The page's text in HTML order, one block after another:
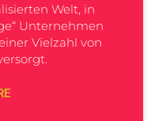
Welt, in
Unternehmen
Vielzahl von